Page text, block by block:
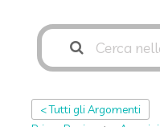
< Tutti gli Argomenti